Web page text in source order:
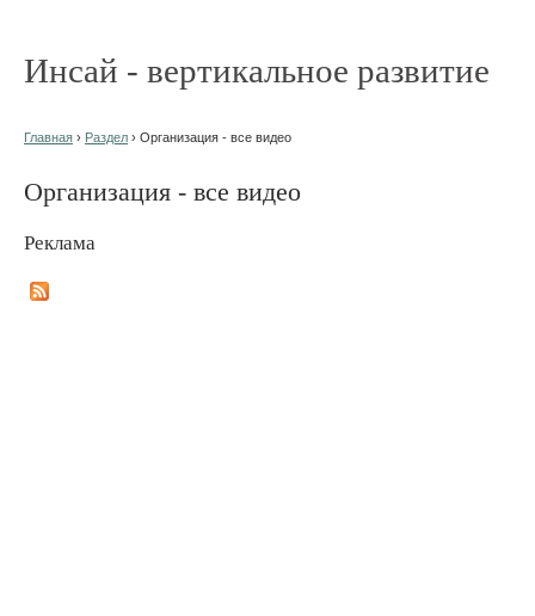
Инсай - вертикальное развитие
Главная › Раздел › Организация - все видео
Организация - все видео
Реклама